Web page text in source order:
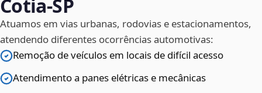
Cotia‑SP
Atuamos em vias urbanas, rodovias e estacionamentos,
atendendo diferentes ocorrências automotivas:
Remoção de veículos em locais de difícil acesso
Atendimento a panes elétricas e mecânicas